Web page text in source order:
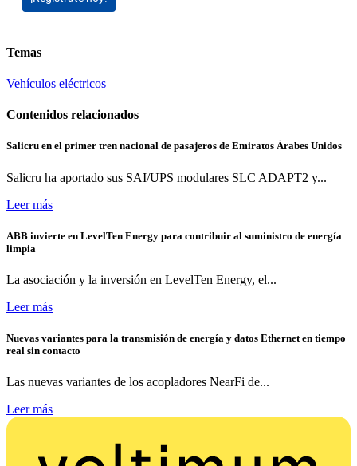
Temas
Vehículos eléctricos
Contenidos relacionados
Salicru en el primer tren nacional de pasajeros de Emiratos Árabes Unidos
Salicru ha aportado sus SAI/UPS modulares SLC ADAPT2 y...
Leer más
ABB invierte en LevelTen Energy para contribuir al suministro de energía
limpia
La asociación y la inversión en LevelTen Energy, el...
Leer más
Nuevas variantes para la transmisión de energía y datos Ethernet en tiempo
real sin contacto
Las nuevas variantes de los acopladores NearFi de...
Leer más